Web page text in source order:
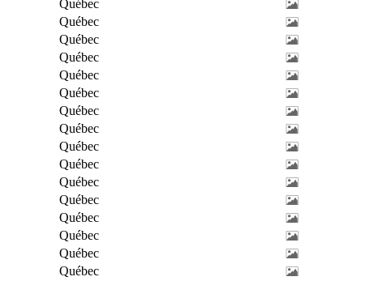
Québec
Québec
Québec
Québec
Québec
Québec
Québec
Québec
Québec
Québec
Québec
Québec
Québec
Québec
Québec
Québec